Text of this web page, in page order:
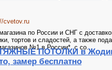
cvetov.ru
по России и СНГ с
тортов и сладостей, а также
№1 в России*, с со...
ПОТОЛКИ в
замер бесплатно